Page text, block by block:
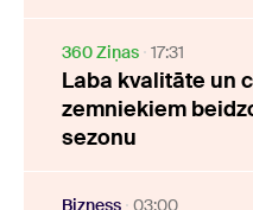
360 Ziņas 17:31
Laba kvalitāte un
zemniekiem
sezonu
Bizness 03:00